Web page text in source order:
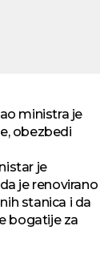
ministra je
obezbedi
je
je renovirano
stanica i da
bogatije za